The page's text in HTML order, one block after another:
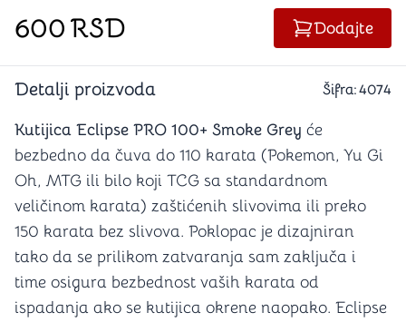
600RSD Dodajte
Detalji proizvoda Šifra:4074
Kutijica Eclipse PRO 100+ Smoke Grey će
bezbedno da čuva do 110 karata (Pokemon, Yu Gi
Oh, MTG ili bilo koji TCG sa standardnom
veličinom karata) zaštićenih slivovima ili preko
150 karata bez slivova. Poklopac je dizajniran
tako da se prilikom zatvaranja sam zaključa i
time osigura bezbednost vaših karata od
ispadanja ako se kutijica okrene naopako. Eclipse